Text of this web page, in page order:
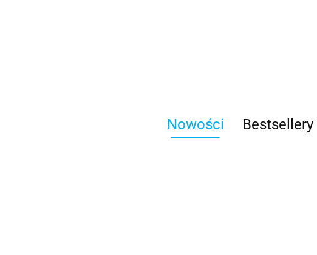
Nowości Bestsellery